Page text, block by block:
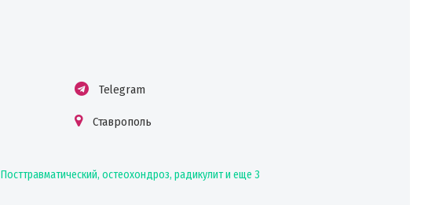
Telegram
Ставрополь
Посттравматический, остеохондроз, радикулити еще 3